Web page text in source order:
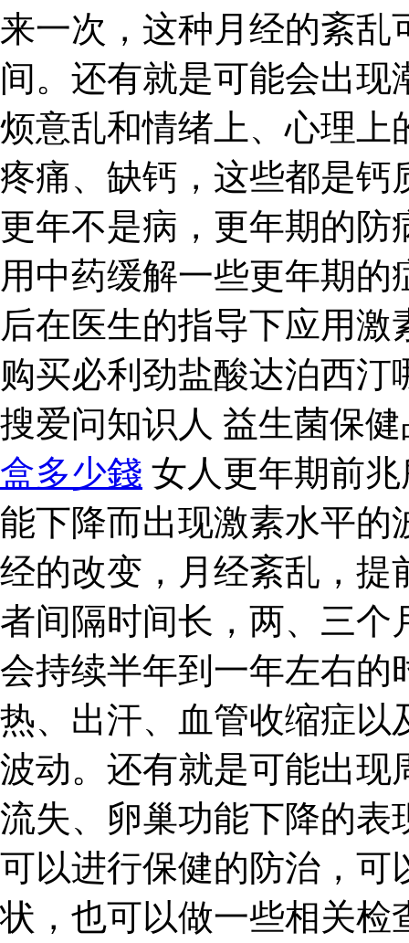
来一次，这种月经的紊乱
间。还有就是可能会出
烦意乱和情绪上、心理上
疼痛、缺钙，这些都是钙
更年不是病，更年期的防
用中药缓解一些更年期
后在医生的指导下应用
购买必利劲盐酸达泊西
搜爱问知识人 益生菌保
盒多少錢 女人更年期前
能下降而出现激素水平的
经的改变，月经紊乱，提
者间隔时间长，两、三个
会持续半年到一年左右的
热、出汗、血管收缩症以
波动。还有就是可能出现
流失、卵巢功能下降的表
可以进行保健的防治，可
状，也可以做一些相关检